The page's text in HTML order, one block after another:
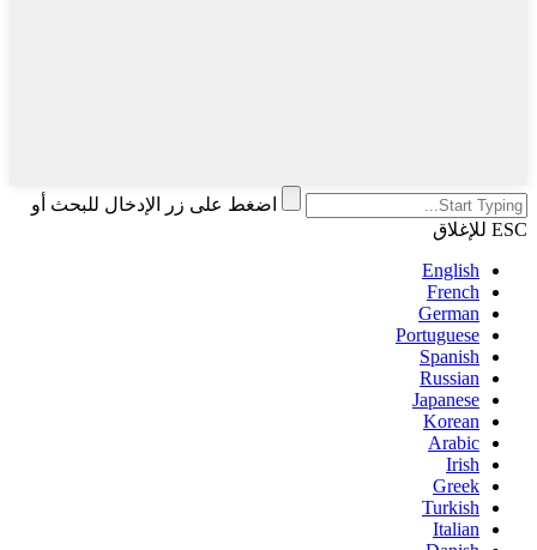
اضغط على زر الإدخال للبحث أو
ESC للإغلاق
English
French
German
Portuguese
Spanish
Russian
Japanese
Korean
Arabic
Irish
Greek
Turkish
Italian